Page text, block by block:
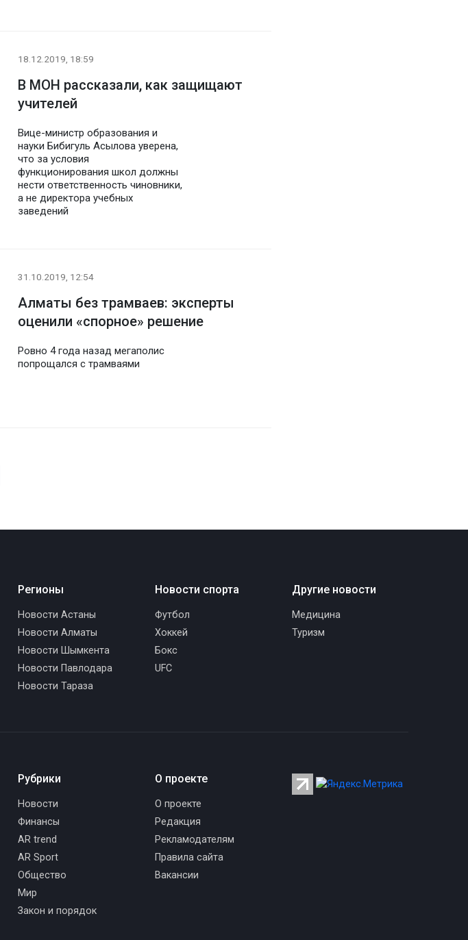
18.12.2019, 18:59
В МОН рассказали, как защищают
учителей
Вице-министр образования и
науки Бибигуль Асылова уверена,
что за условия
функционирования школ должны
нести ответственность чиновники,
а не директора учебных
заведений
31.10.2019, 12:54
Алматы без трамваев: эксперты
оценили «спорное» решение
Ровно 4 года назад мегаполис
попрощался с трамваями
Регионы
Новости Астаны
Новости Алматы
Новости Шымкента
Новости Павлодара
Новости Тараза
Новости спорта
Футбол
Хоккей
Бокс
UFC
Другие новости
Медицина
Туризм
Рубрики
Новости
Финансы
AR trend
AR Sport
Общество
Мир
Закон и порядок
О проекте
О проекте
Редакция
Рекламодателям
Правила сайта
Вакансии